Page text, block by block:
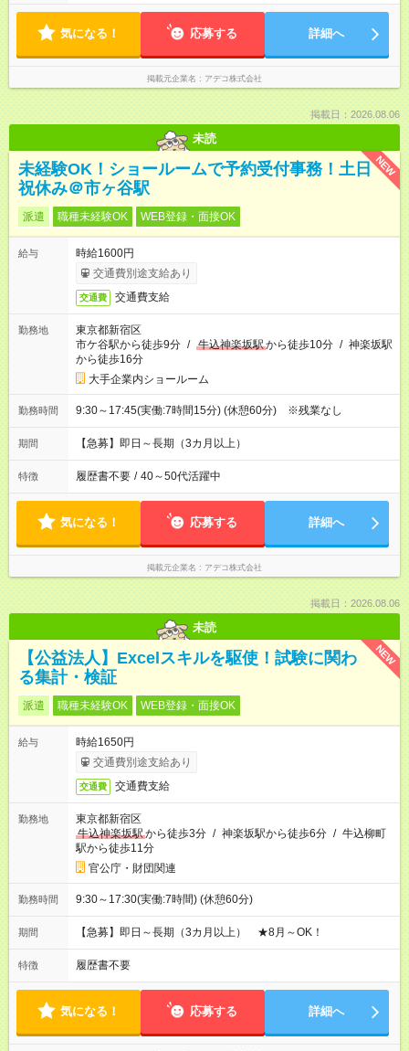
気になる！ 応募する 詳細へ
掲載元企業名 アデコ株式会社
掲載日：2026.08.06
未読
NEW
未経験OK！ショールームで予約受付事務！土日
祝休み＠市ヶ谷駅
派遣 職種未経験OK WEB登録・面接OK
給与
時給1600円
交通費別途支給あり
交通費 交通費支給
勤務地
東京都新宿区
市ケ谷駅から徒歩9分 / 牛込神楽坂駅から徒歩10分 / 神楽坂駅
から徒歩16分
大手企業内ショールーム
勤務時間 9:30～17:45(実働:7時間15分) (休憩60分) ※残業なし
期間 【急募】即日～長期（3カ月以上）
特徴 履歴書不要 / 40～50代活躍中
気になる！ 応募する 詳細へ
掲載元企業名 アデコ株式会社
掲載日：2026.08.06
未読
NEW
【公益法人】Excelスキルを駆使！試験に関わ
る集計・検証
派遣 職種未経験OK WEB登録・面接OK
給与
時給1650円
交通費別途支給あり
交通費 交通費支給
勤務地
東京都新宿区
牛込神楽坂駅から徒歩3分 / 神楽坂駅から徒歩6分 / 牛込柳町
駅から徒歩11分
官公庁・財団関連
勤務時間 9:30～17:30(実働:7時間) (休憩60分)
期間 【急募】即日～長期（3カ月以上） ★8月～OK！
特徴 履歴書不要
気になる！ 応募する 詳細へ